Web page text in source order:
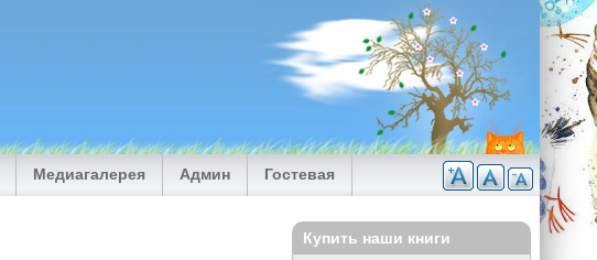
Медиагалерея Админ Гостевая
Купить наши книги